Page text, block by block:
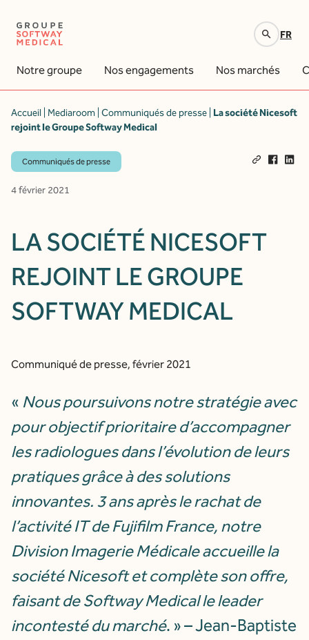
FR
Notre groupe Nos engagements Nos marchés
Accueil Mediaroom Communiqués de presse La société Nicesoft
rejoint le Groupe Softway Medical
Communiqués de presse
4 février 2021
LA SOCIÉTÉ NICESOFT
REJOINT LE GROUPE
SOFTWAY MEDICAL
Communiqué de presse, février 2021
« Nous poursuivons notre stratégie avec
pour objectif prioritaire d’accompagner
les radiologues dans l’évolution de leurs
pratiques grâce à des solutions
innovantes. 3 ans après le rachat de
l’activité IT de Fujifilm France, notre
Division Imagerie Médicale accueille la
société Nicesoft et complète son offre,
faisant de Softway Medical le leader
incontesté du marché. » – Jean-Baptiste